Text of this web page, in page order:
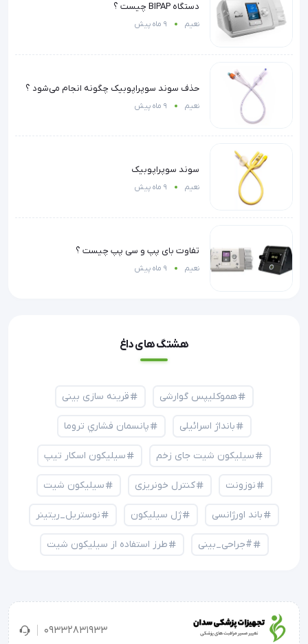
دستگاه BIPAP چیست ؟
نعیم 9 ماه پیش
حذف سوند سوپراپوبیک چگونه انجام می‌شود ؟
نعیم 9 ماه پیش
سوند سوپراپوبیک
نعیم 9 ماه پیش
تفاوت بای پپ و سی پپ چیست ؟
نعیم 9 ماه پیش
هشتگ های داغ
هموکلیپس گوارشی قرینه سازی بینی
بانداژ اسرائیلی پانسمان فشاري تروما
سیلیکون شیت جای زخم سیلیکون اسکار تیپ
نوزونت کنترل خونریزی سیلیکون شیت
باند اورژانسی ژل سیلیکون نوستریل_ریتینر
#جراحی_بینی طرز استفاده از سیلیکون شیت
09332831933